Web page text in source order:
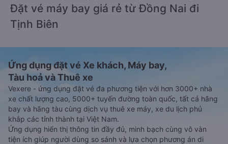
Đặt vé máy bay giá rẻ từ Đồng Nai đi
Tịnh Biên
Ứng dụng đặt vé Xe khách, Máy bay,
Tàu hoả và Thuê xe
Vexere - ứng dụng đặt vé đa phương tiện với hơn 3000+ nhà
xe chất lượng cao, 5000+ tuyến đường toàn quốc, tất cả hãng
bay và hãng tàu cùng dịch vụ thuê xe máy, xe du lịch phủ
khắp các tỉnh thành tại Việt Nam.
Ứng dụng hiển thị thông tin đầy đủ, minh bạch cùng vô vàn
tiện ích giúp người dùng so sánh và lựa chọn phương án di